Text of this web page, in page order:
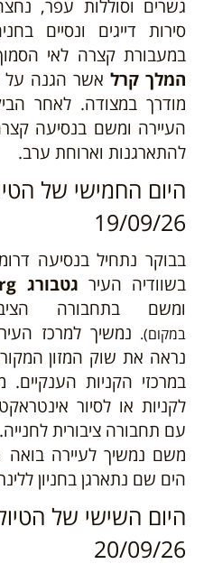
גשרים וסוללות עפר,
סירות דייגים ונסיים
במעבורת קצרה לאי
המלך קרל אשר הגנה על
מודרך במצודה. לאחר
העיירה ומשם בנסיעה
להתארגנות וארוחת ערב.
היום החמישי של
19/09/26
בבוקר נתחיל בנסיעה
בשוודיה העיר גטבורג
ומשם בתחבורה
במקום). נמשיך למרכז
נראה את שוק המזון
במרכזי הקניות
לקניות או לסיור
עם תחבורה ציבורית לחנייה.
משם נמשיך לעיירה בואה
הים שם נתארגן בחניון
היום השישי של
20/09/26